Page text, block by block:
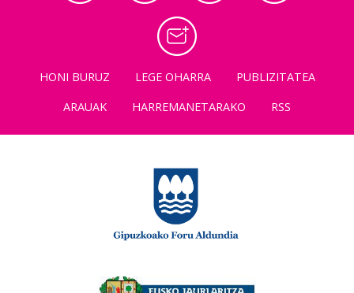
HONI BURUZ LEGE OHARRA
PUBLIZITATEA
ARAUAK
HARREMANETARAKO RSS